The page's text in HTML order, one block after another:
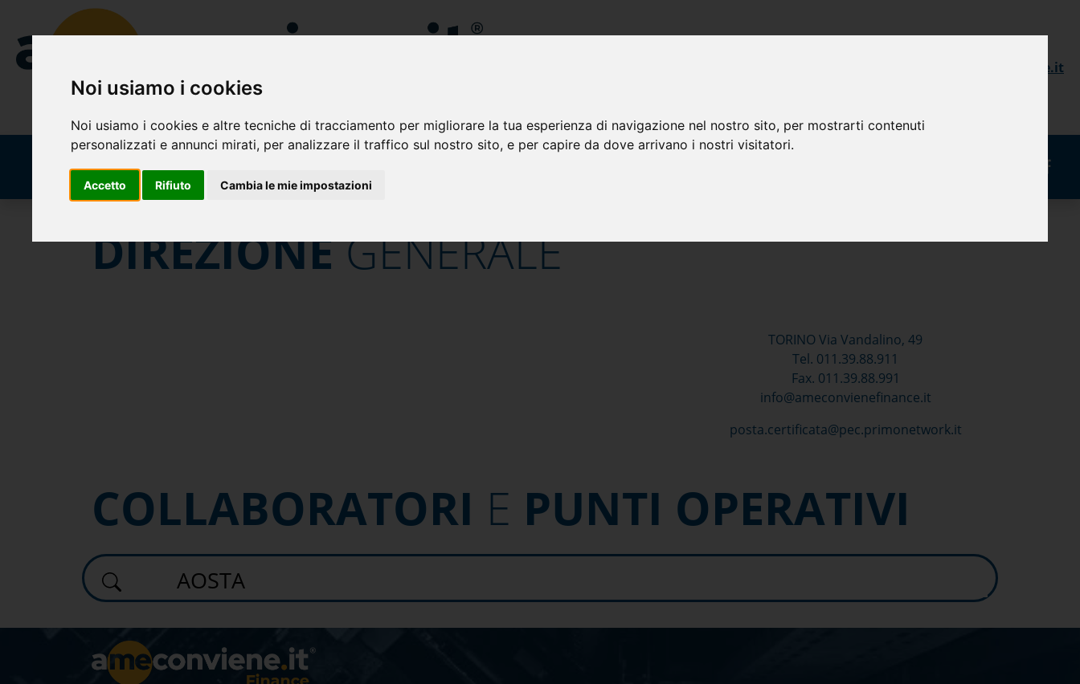
Noi usiamo i cookies
Noi usiamo i cookies e altre tecniche di tracciamento per migliorare la tua esperienza di navigazione nel nostro sito, per mostrarti contenuti
personalizzati e annunci mirati, per analizzare il traffico sul nostro sito, e per capire da dove arrivano i nostri visitatori.
Accetto Rifiuto Cambia le mie impostazioni
info@ameconvienefinance.it
Home Privati Aziende
DIREZIONEGENERALE
TORINO Via Vandalino, 49
Tel. 011.39.88.911
Fax. 011.39.88.991
info@ameconvienefinance.it
posta.certificata@pec.primonetwork.it
COLLABORATORI E PUNTI OPERATIVI